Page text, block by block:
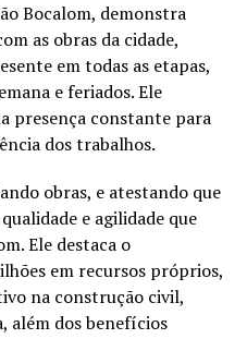
Bocalom, demonstra
as obras da cidade,
em todas as etapas,
e feriados. Ele
presença constante para
dos trabalhos.
obras, e atestando que
e agilidade que
Ele destaca o
em recursos próprios,
na construção civil,
além dos benefícios